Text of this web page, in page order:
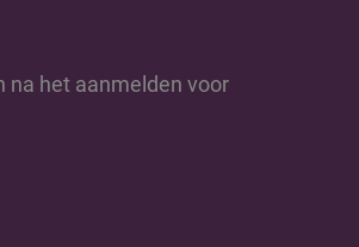
na het aanmelden voor